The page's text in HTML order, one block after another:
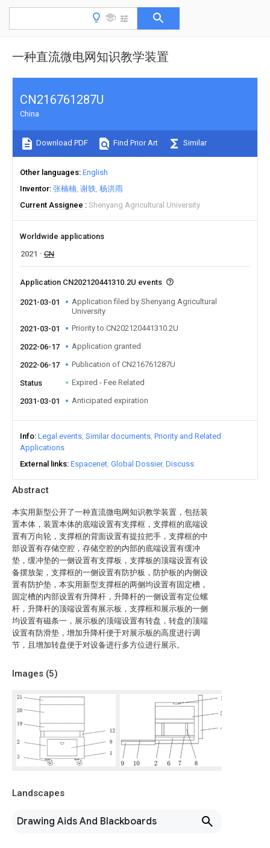
一种直流微电网知识教学装置
Abstract
本实用新型公开了一种直流微电网知识教学装置，包括装
置本体，装置本体的底端设置有支撑框，支撑框的底端设
置有万向轮，支撑框的背面设置有提拉把手，支撑框的中
部设置有存储空腔，存储空腔的内部的底端设置有缓冲
垫，缓冲垫的一侧设置有支撑板，支撑板的顶端设置有设
备摆放架，支撑框的一侧设置有防护板，防护板的内侧设
置有防护垫，本实用新型支撑框的两侧均设置有固定槽，
固定槽的内部设置有升降杆，升降杆的一侧设置有定位螺
杆，升降杆的顶端设置有展示板，支撑框和展示板的一侧
均设置有磁条一，展示板的顶端设置有转盘，转盘的顶端
设置有防滑垫，增加升降杆便于对展示板的高度进行调
节，且增加转盘便于对设备进行多方位进行展示。
Images (5)
Landscapes
Drawing Aids And Blackboards
CN216761287U
China
Download PDF Find Prior Art Similar
Other languages English
Inventor 张楠楠 谢轶 杨洪雨
Current Assignee
Shenyang Agricultural University
Worldwide applications
2021
CN
Application CN202120441310.2U events
2021-03-01
Application filed by Shenyang Agricultural
University
2021-03-01
Priority to CN202120441310.2U
2022-06-17 Application granted
2022-06-17 Publication of CN216761287U
Status Expired - Fee Related
2031-03-01 Anticipated expiration
Info Legal events Similar documents Priority and Related
Applications
External links Espacenet Global Dossier Discuss